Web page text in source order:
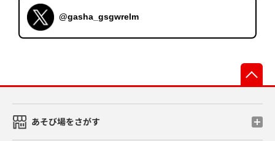
@gasha_gsgwrelm
あそび場をさがす